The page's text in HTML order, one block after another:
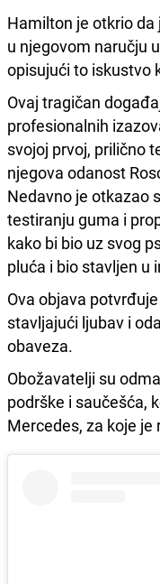
Hamilton je otkrio
u njegovom naručju
opisujući to iskustvo
Ovaj tragičan
profesionalnih
svojoj prvoj, prilično
njegova odanost
Nedavno je otkazao
testiranju guma i
kako bi bio uz svog
pluća i bio stavljen u
Ova objava
stavljajući ljubav i
obaveza.
Obožavatelji su
podrške i saučešća,
Mercedes, za koje je